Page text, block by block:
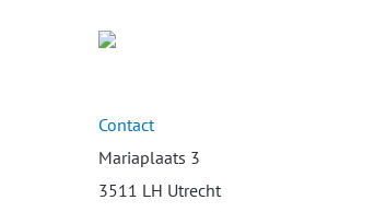
Contact
Mariaplaats 3
3511 LH Utrecht